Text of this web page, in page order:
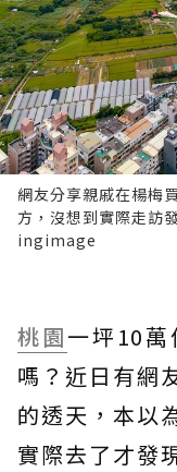
網友分享親戚在楊梅
方，沒想到實際走訪
ingimage
桃園一坪10萬
嗎？近日有網
的透天，本以
實際去了才發